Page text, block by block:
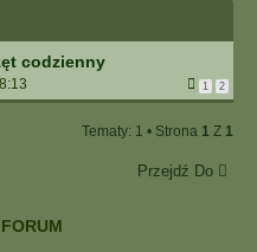
codzienny
1 2
Tematy: 1 • Strona 1 Z 1
Przejdź Do